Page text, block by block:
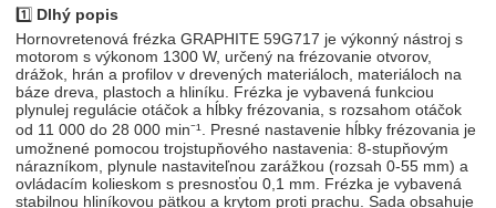
1️⃣ Dlhý popis
Hornovretenová frézka GRAPHITE 59G717 je výkonný nástroj s
motorom s výkonom 1300 W, určený na frézovanie otvorov,
drážok, hrán a profilov v drevených materiáloch, materiáloch na
báze dreva, plastoch a hliníku. Frézka je vybavená funkciou
plynulej regulácie otáčok a hĺbky frézovania, s rozsahom otáčok
od 11 000 do 28 000 min⁻¹. Presné nastavenie hĺbky frézovania je
umožnené pomocou trojstupňového nastavenia: 8-stupňovým
nárazníkom, plynule nastaviteľnou zarážkou (rozsah 0-55 mm) a
ovládacím kolieskom s presnosťou 0,1 mm. Frézka je vybavená
stabilnou hliníkovou pätkou a krytom proti prachu. Sada obsahuje